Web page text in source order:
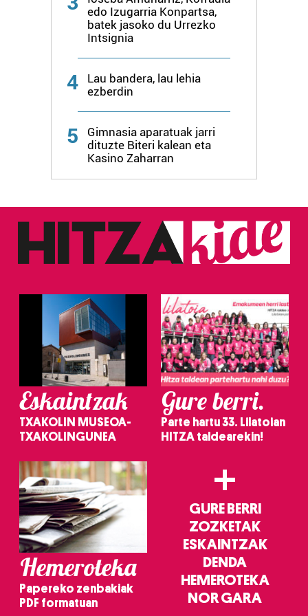
edo Izugarria Konpartsa,
batek jasoko du Urrezko
Intsignia
4
Lau bandera, lau lehia
ezberdin
5
Gimnasia aparatuak jarri
dituzte Biteri kalean eta
Kasino Zaharran
Eskaintzak
TXAKOLIN MUSEOA-
TXAKOLINGUNEA
Gure berri.
Parte hartu 33. Lilatoian
HITZA taldearekin!
Hemeroteka
Papereko zenbakiak
PDF formatuan
+
GURE BERRI
ZOZKETAK
ESKAINTZAK
DENDA
HEMEROTEKA
NOR GARA